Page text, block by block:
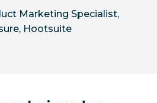
Marketing Specialist,
Hootsuite